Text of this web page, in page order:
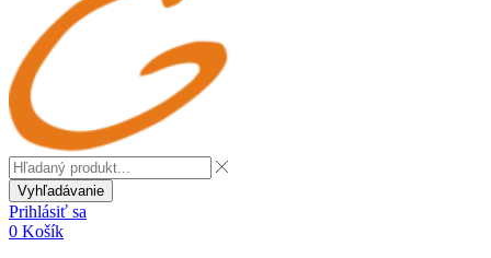
Vyhľadávanie
Prihlásiť sa
0 Košík